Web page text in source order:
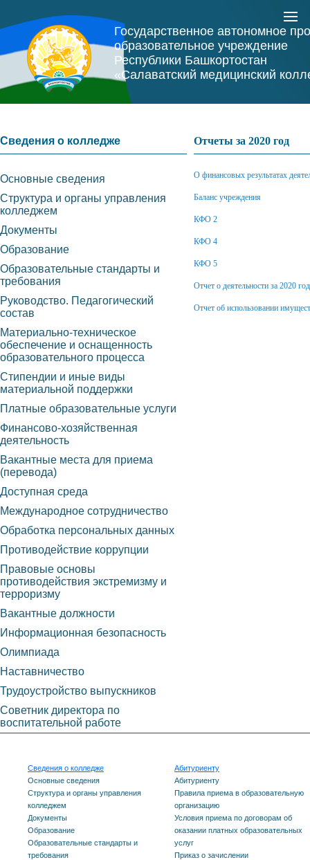
Государственное автономное
образовательное учреждение
Республики Башкортостан
«Салаватский медицинский
Отчеты за 2020 год
О финансовых результатах
Баланс учреждения
КФО 2
КФО 4
КФО 5
Отчет о деятельности за 2020 год
Отчет об использовании
Сведения о колледже
Основные сведения
Структура и органы управления
колледжем
Документы
Образование
Образовательные стандарты и
требования
Руководство. Педагогический
состав
Материально-техническое
обеспечение и оснащенность
образовательного процесса
Стипендии и иные виды
материальной поддержки
Платные образовательные услуги
Финансово-хозяйственная
деятельность
Вакантные места для приема
(перевода)
Доступная среда
Международное сотрудничество
Обработка персональных данных
Противодействие коррупции
Правовые основы
противодействия экстремизму и
терроризму
Вакантные должности
Информационная безопасность
Олимпиада
Наставничество
Трудоустройство выпускников
Советник директора по
воспитательной работе
Сведения о колледже
Основные сведения
Структура и органы управления
колледжем
Документы
Образование
Образовательные стандарты и
требования
Абитуриенту
Абитуриенту
Правила приема в образовательную
организацию
Условия приема по договорам об
оказании платных образовательных
услуг
Приказ о зачислении